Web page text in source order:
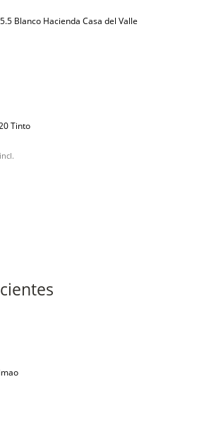
Blanco Hacienda Casa del Valle
Tinto